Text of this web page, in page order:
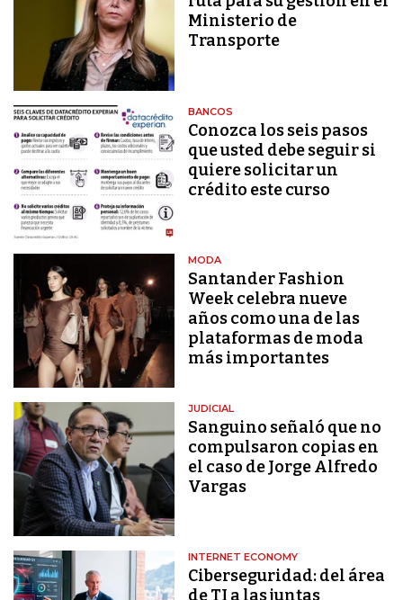
Ministerio de
Transporte
BANCOS
Conozca los seis pasos
que usted debe seguir si
quiere solicitar un
crédito este curso
MODA
Santander Fashion
Week celebra nueve
años como una de las
plataformas de moda
más importantes
JUDICIAL
Sanguino señaló que no
compulsaron copias en
el caso de Jorge Alfredo
Vargas
INTERNET ECONOMY
Ciberseguridad: del área
de TI a las juntas